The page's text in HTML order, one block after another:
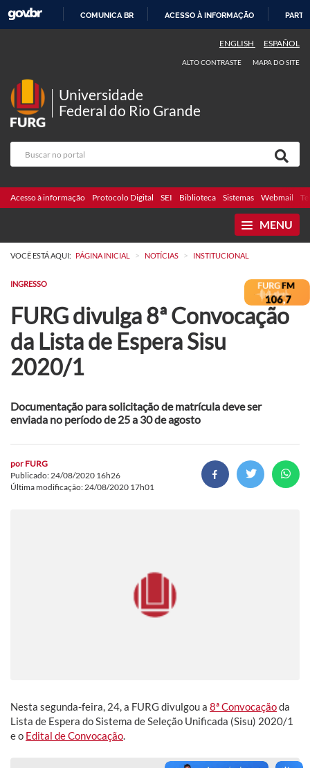
COMUNICA BR ACESSO À INFORMAÇÃO
ENGLISH ESPAÑOL
ALTO CONTRASTE MAPA DO SITE
Universidade
Federal do Rio Grande
Acesso à informação Protocolo Digital SEI Biblioteca Sistemas Webmail
MENU
VOCÊ ESTÁ AQUI: PÁGINA INICIAL > NOTÍCIAS > INSTITUCIONAL
INGRESSO
FURG divulga 8ª Convocação
da Lista de Espera Sisu
2020/1
Documentação para solicitação de matrícula deve ser
enviada no período de 25 a 30 de agosto
por FURG
Publicado: 24/08/2020 16h26
Última modificação: 24/08/2020 17h01
Nesta segunda-feira, 24, a FURG divulgou a 8ª Convocaçãoda
Lista de Espera do Sistema de Seleção Unificada (Sisu) 2020/1
e o Edital de Convocação.